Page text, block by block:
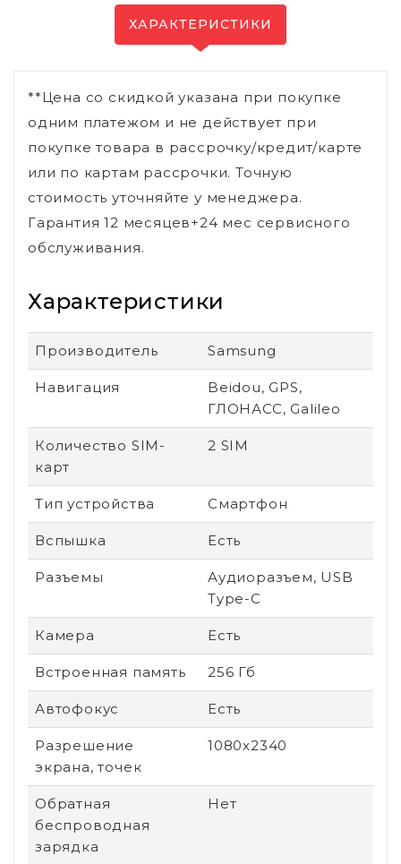
ХАРАКТЕРИСТИКИ
**Цена со скидкой указана при покупке
одним платежом и не действует при
покупке товара в рассрочку/кредит/карте
или по картам рассрочки. Точную
стоимость уточняйте у менеджера.
Гарантия 12 месяцев+24 мес сервисного
обслуживания.
Характеристики
Производитель Samsung
Навигация
Beidou, GPS,
ГЛОНАСС, Galileo
Количество SIM-
карт
2 SIM
Тип устройства Смартфон
Вспышка Есть
Разъемы
Аудиоразъем, USB
Type-C
Камера Есть
Встроенная память 256 Гб
Автофокус Есть
Разрешение
экрана, точек
1080х2340
Обратная
беспроводная
зарядка
Нет